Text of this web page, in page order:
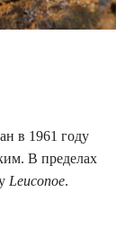
в 1961 году
В пределах
Leuconoe.